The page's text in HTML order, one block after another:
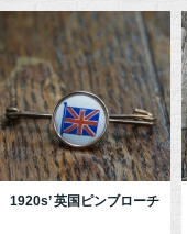
1920s’ 英国ピンブローチ